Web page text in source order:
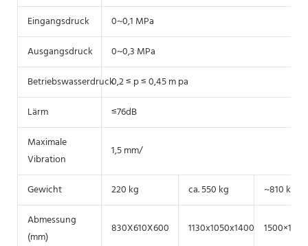
Eingangsdruck
0~0,1 MPa
Ausgangsdruck
0~0,3 MPa
Betriebswasserdruck0,2 ≤ p ≤ 0,45 m pa
Lärm
≤76dB
Maximale
Vibration
1,5 mm/
Gewicht 220 kg ca. 550 kg
~810 kg
Abmessung
(mm)
830X610X600 1130x1050x1400